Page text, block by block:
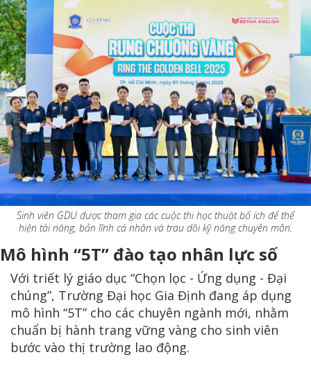
Sinh viên GDU được tham gia các cuộc thi học thuật bổ ích để thể
hiện tài năng, bản lĩnh cá nhân và trau dồi kỹ năng chuyên môn.
Mô hình “5T” đào tạo nhân lực số
Với triết lý giáo dục “Chọn lọc - Ứng dụng - Đại
chúng”, Trường Đại học Gia Định đang áp dụng
mô hình “5T” cho các chuyên ngành mới, nhằm
chuẩn bị hành trang vững vàng cho sinh viên
bước vào thị trường lao động.